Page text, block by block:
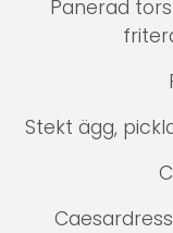
Panerad
Stekt ägg,